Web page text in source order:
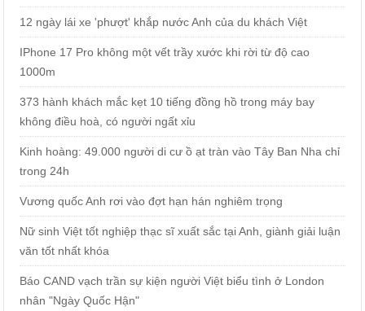
12 ngày lái xe 'phượt' khắp nước Anh của du khách Việt
IPhone 17 Pro không một vết trầy xước khi rời từ độ cao
1000m
373 hành khách mắc kẹt 10 tiếng đồng hồ trong máy bay
không điều hoà, có người ngất xỉu
Kinh hoàng: 49.000 người di cư ồ ạt tràn vào Tây Ban Nha chỉ
trong 24h
Vương quốc Anh rơi vào đợt hạn hán nghiêm trọng
Nữ sinh Việt tốt nghiệp thạc sĩ xuất sắc tại Anh, giành giải luận
văn tốt nhất khóa
Báo CAND vạch trần sự kiện người Việt biểu tình ở London
nhân "Ngày Quốc Hận"